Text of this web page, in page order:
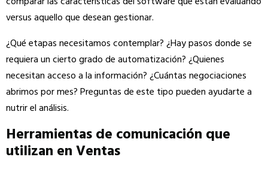
versus aquello que desean gestionar.
¿Qué etapas necesitamos contemplar? ¿Hay pasos donde se
requiera un cierto grado de automatización? ¿Quienes
necesitan acceso a la información? ¿Cuántas negociaciones
abrimos por mes? Preguntas de este tipo pueden ayudarte a
nutrir el análisis.
Herramientas de comunicación que
utilizan en Ventas